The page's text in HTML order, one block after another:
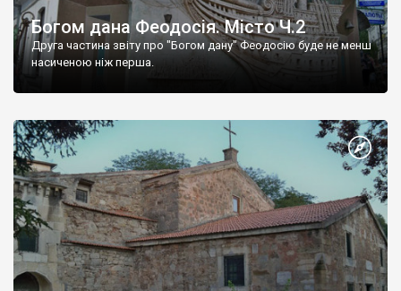
Богом дана Феодосія. Місто Ч.2
Друга частина звіту про "Богом дану" Феодосію буде не менш
насиченою ніж перша.